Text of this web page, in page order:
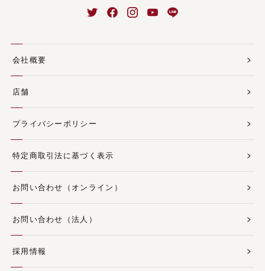
会社概要
店舗
プライバシーポリシー
特定商取引法に基づく表示
お問い合わせ（オンライン）
お問い合わせ（法人）
採用情報